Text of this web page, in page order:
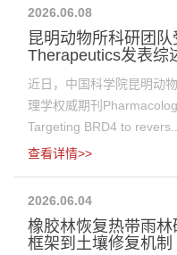
2026.06.08
昆明动物所科研团
Therapeutics发表综
近日，中国科学院昆明动
理学权威期刊
Targeting BRD4 to revers...
查看详情>>
2026.06.04
橡胶林恢复热带雨
框架到土壤修复机制